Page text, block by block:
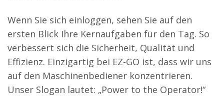
Wenn Sie sich einloggen, sehen Sie auf den
ersten Blick Ihre Kernaufgaben für den Tag. So
verbessert sich die Sicherheit, Qualität und
Effizienz. Einzigartig bei EZ-GO ist, dass wir uns
auf den Maschinenbediener konzentrieren.
Unser Slogan lautet: „Power to the Operator!“